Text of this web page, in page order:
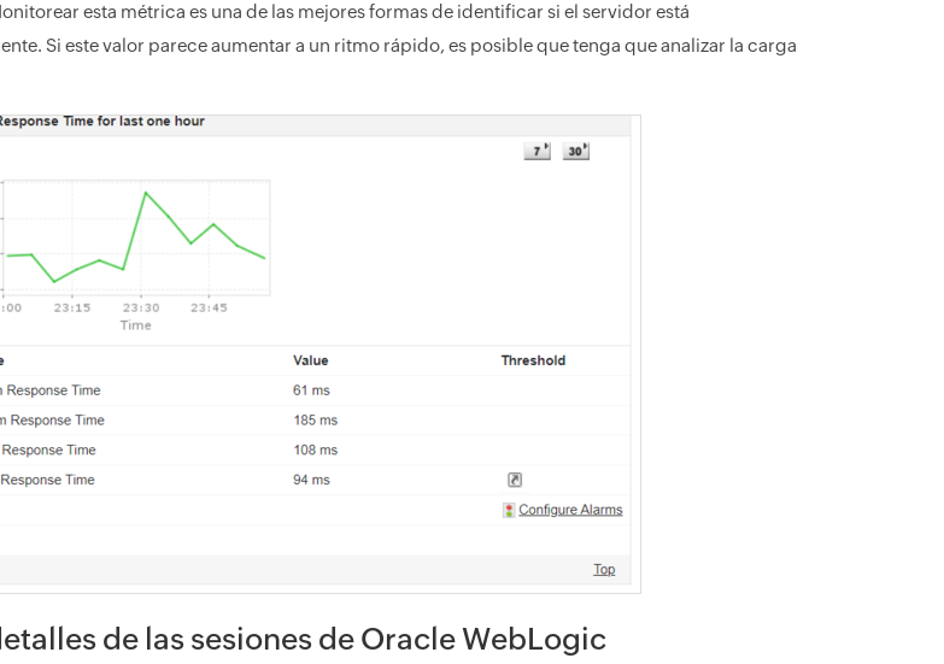
esta métrica es una de las mejores formas de identificar si el servidor está
Si este valor parece aumentar a un ritmo rápido, es posible que tenga que analizar la carga
de las sesiones de Oracle WebLogic